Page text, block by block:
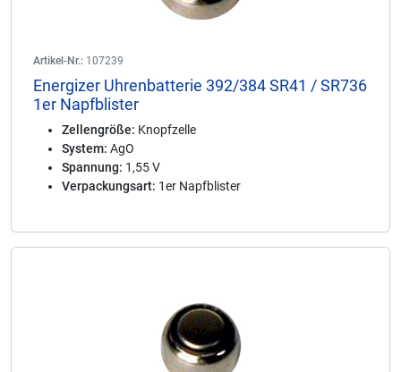
Artikel-Nr.: 107239
Energizer Uhrenbatterie 392/384 SR41 / SR736
1er Napfblister
Zellengröße: Knopfzelle
System: AgO
Spannung: 1,55 V
Verpackungsart: 1er Napfblister